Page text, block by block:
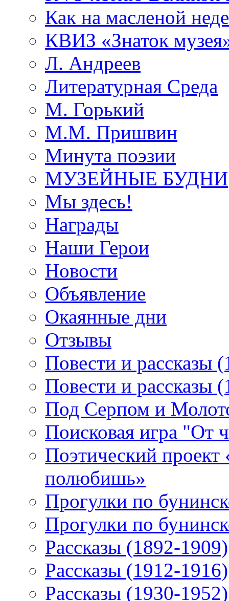
Как на масленой
КВИЗ «Знаток
Л. Андреев
Литературная Среда
М. Горький
М.М. Пришвин
Минута поэзии
МУЗЕЙНЫЕ БУДНИ
Мы здесь!
Награды
Наши Герои
Новости
Объявление
Окаянные дни
Отзывы
Повести и рассказы
Повести и рассказы
Под Серпом и
Поисковая игра "От
Поэтический
полюбишь»
Прогулки по
Прогулки по
Рассказы (1892-1909)
Рассказы (1912-1916)
Рассказы (1930-1952)